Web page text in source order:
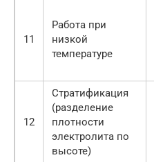
11
Работа при
низкой
температуре
12
Стратификация
(разделение
плотности
электролита по
высоте)